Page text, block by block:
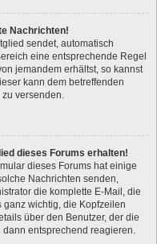
Nachrichten!
sendet, automatisch
eine entsprechende Regel
jemandem erhältst, so kannst
kann dem betreffenden
versenden.
dieses Forums erhalten!
dieses Forums hat einige
Nachrichten senden,
die komplette E-Mail, die
wichtig, die Kopfzeilen
über den Benutzer, der die
dann entsprechend reagieren.